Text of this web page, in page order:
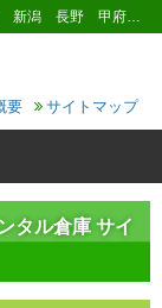
トランクルーム レンタルコンテナ レンタルトランク 新潟 長野 甲府 山梨 金沢 石川 富山 福井
要 サイトマップ
タル倉庫 サイ